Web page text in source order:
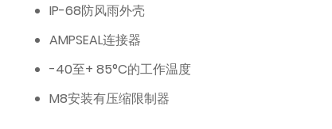
IP-68防风雨外壳
AMPSEAL连接器
-40至+ 85°C的工作温度
M8安装有压缩限制器